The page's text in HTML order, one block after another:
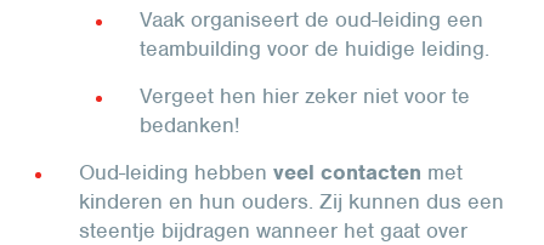
Vaak organiseert de oud-leiding een
teambuilding voor de huidige leiding.
Vergeet hen hier zeker niet voor te
bedanken!
Oud-leiding hebben veel contacten met
kinderen en hun ouders. Zij kunnen dus een
steentje bijdragen wanneer het gaat over